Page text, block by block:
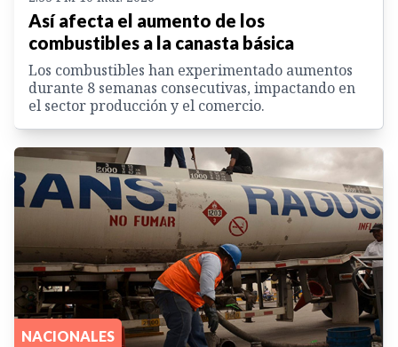
Así afecta el aumento de los
combustibles a la canasta básica
Los combustibles han experimentado aumentos
durante 8 semanas consecutivas, impactando en
el sector producción y el comercio.
NACIONALES